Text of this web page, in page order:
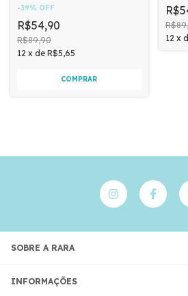
PAPELARIA
-39% OFF
R$54,90
R$89,90
12 x de R$5,65
12 x
SOBRE A RARA
INFORMAÇÕES